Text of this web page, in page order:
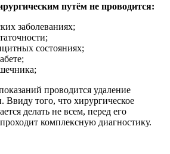
путём не проводится:
заболеваниях;
состояниях;
проводится удаление
Ввиду того, что хирургическое
делать не всем, перед его
комплексную диагностику.